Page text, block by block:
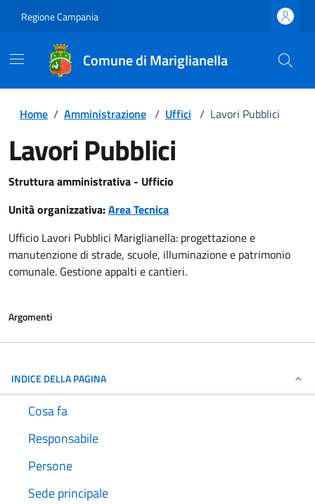
Regione Campania
Comune di Mariglianella
Home / Amministrazione / Uffici / Lavori Pubblici
Lavori Pubblici
Struttura amministrativa - Ufficio
Unità organizzativa:Area Tecnica
Ufficio Lavori Pubblici Mariglianella: progettazione e
manutenzione di strade, scuole, illuminazione e patrimonio
comunale. Gestione appalti e cantieri.
Argomenti
INDICE DELLA PAGINA
Cosa fa
Responsabile
Persone
Sede principale